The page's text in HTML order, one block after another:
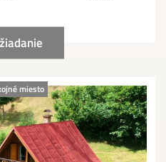
miesto